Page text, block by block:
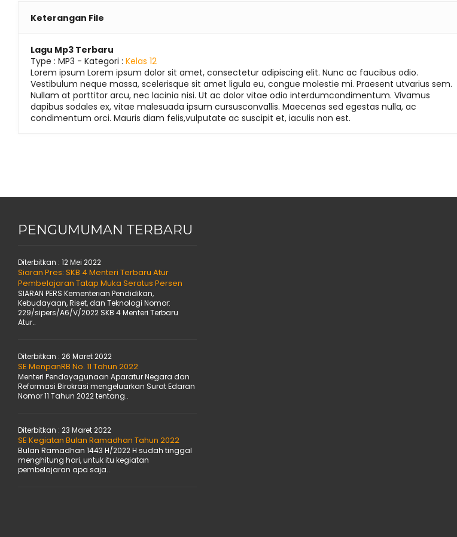
Keterangan File
Lagu Mp3 Terbaru
Type : MP3 - Kategori : Kelas 12
Lorem ipsum Lorem ipsum dolor sit amet, consectetur adipiscing elit. Nunc ac faucibus odio.
Vestibulum neque massa, scelerisque sit amet ligula eu, congue molestie mi. Praesent utvarius sem.
Nullam at porttitor arcu, nec lacinia nisi. Ut ac dolor vitae odio interdumcondimentum. Vivamus
dapibus sodales ex, vitae malesuada ipsum cursusconvallis. Maecenas sed egestas nulla, ac
condimentum orci. Mauris diam felis,vulputate ac suscipit et, iaculis non est.
PENGUMUMAN TERBARU
Diterbitkan : 12 Mei 2022
Siaran Pres: SKB 4 Menteri Terbaru Atur
Pembelajaran Tatap Muka Seratus Persen
SIARAN PERS Kementerian Pendidikan,
Kebudayaan, Riset, dan Teknologi Nomor:
229/sipers/A6/V/2022 SKB 4 Menteri Terbaru
Atur..
Diterbitkan : 26 Maret 2022
SE MenpanRB No. 11 Tahun 2022
Menteri Pendayagunaan Aparatur Negara dan
Reformasi Birokrasi mengeluarkan Surat Edaran
Nomor 11 Tahun 2022 tentang..
Diterbitkan : 23 Maret 2022
SE Kegiatan Bulan Ramadhan Tahun 2022
Bulan Ramadhan 1443 H/2022 H sudah tinggal
menghitung hari, untuk itu kegiatan
pembelajaran apa saja..